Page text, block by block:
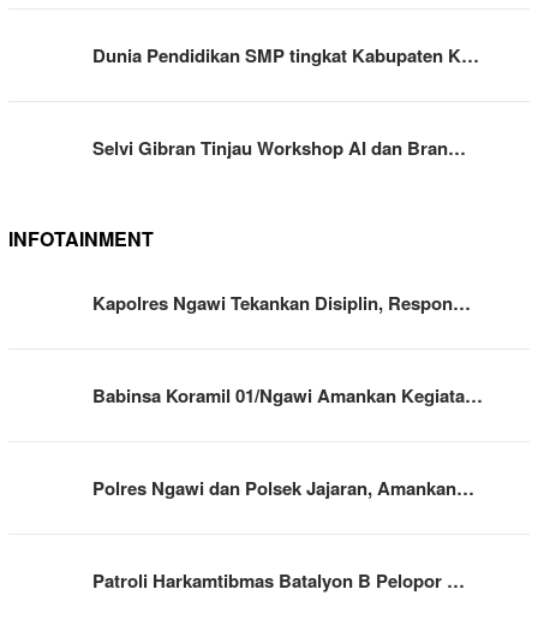
Dunia Pendidikan SMP tingkat Kabupaten K…
Selvi Gibran Tinjau Workshop AI dan Bran…
INFOTAINMENT
Kapolres Ngawi Tekankan Disiplin, Respon…
Babinsa Koramil 01/Ngawi Amankan Kegiata…
Polres Ngawi dan Polsek Jajaran, Amankan…
Patroli Harkamtibmas Batalyon B Pelopor …